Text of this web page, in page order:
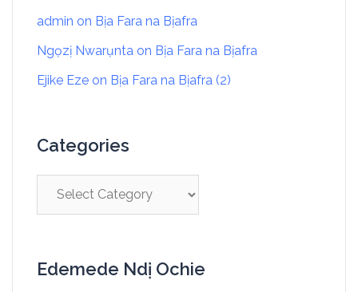
admin on Bịa Fara na Bịafra
Ngọzị Nwarụnta on Bịa Fara na Bịafra
Ejike Eze on Bịa Fara na Bịafra (2)
Categories
Edemede Ndị Ochie